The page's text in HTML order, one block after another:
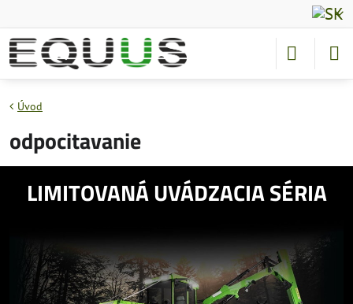
Úvod
odpocitavanie
LIMITOVANÁ UVÁDZACIA SÉRIA